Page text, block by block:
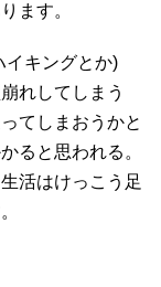
ます。
イキングとか)
れしてしまう
てしまおうかと
ると思われる。
活はけっこう足